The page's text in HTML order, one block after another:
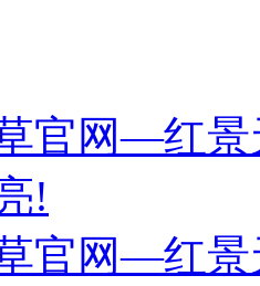
官网—红景
!
官网—红景